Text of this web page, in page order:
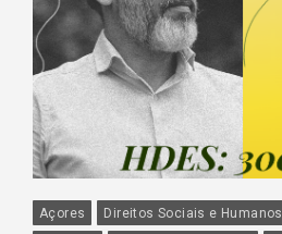
Açores Direitos Sociais e Humanos